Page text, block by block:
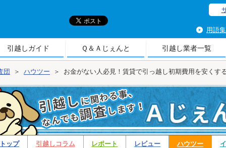
用語集
引越しガイド Ｑ＆Ａじぇんと 引越し業者一覧
団 ＞ ハウツー ＞ お金がない人必見！賃貸で引っ越し初期費用を安くす
ップ 引越しコラム レポート レビュー ハウツー